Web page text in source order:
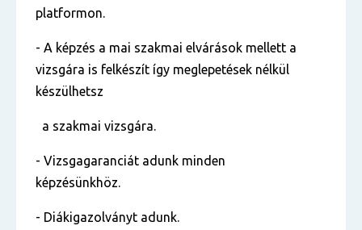
platformon.
- A képzés a mai szakmai elvárások mellett a
vizsgára is felkészít így meglepetések nélkül
készülhetsz
a szakmai vizsgára.
- Vizsgagaranciát adunk minden
képzésünkhöz.
- Diákigazolványt adunk.